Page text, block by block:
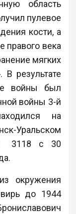
область
пулевое
кости, а
правого века
мягких
В результате
войны был
войны 3-й
на
№ 3118 с 30
окружения
до 1944